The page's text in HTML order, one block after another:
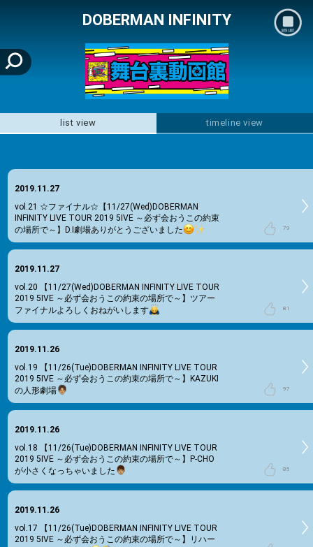
DOBERMAN INFINITY
list view timeline view
2019.11.27
vol.21 ☆ファイナル☆【11/27(Wed)DOBERMAN
INFINITY LIVE TOUR 2019 5IVE ～必ず会おうこの約束
の場所で～】D.I劇場ありがとうございました
79
2019.11.27
vol.20
【11/27(Wed)DOBERMAN INFINITY LIVE TOUR
2019 5IVE ～必ず会おうこの約束の場所で～】ツアー
ファイナルよろしくおねがいします
81
2019.11.26
vol.19
【11/26(Tue)DOBERMAN INFINITY LIVE TOUR
2019 5IVE ～必ず会おうこの約束の場所で～】KAZUKI
の人形劇場
97
2019.11.26
vol.18
【11/26(Tue)DOBERMAN INFINITY LIVE TOUR
2019 5IVE ～必ず会おうこの約束の場所で～】P-CHO
が小さくなっちゃいました
85
2019.11.26
vol.17
【11/26(Tue)DOBERMAN INFINITY LIVE TOUR
2019 5IVE ～必ず会おうこの約束の場所で～】リハー